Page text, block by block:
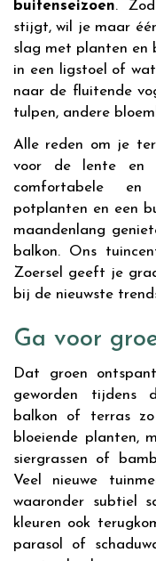
buitenseizoen.
stijgt, wil je maar
slag met planten en
in een ligstoel of
naar de fluitende
tulpen, andere
Alle reden om je
voor de lente en
comfortabele en
potplanten en een
maandenlang
balkon. Ons
Zoersel geeft je
bij de nieuwste
Ga voor
Dat groen
geworden tijdens
balkon of terras
bloeiende planten,
siergrassen of
Veel nieuwe
waaronder subtiel
kleuren ook
parasol of